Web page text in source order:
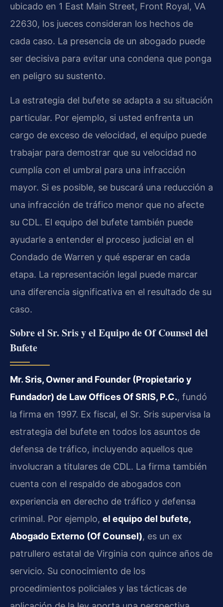
ubicado en 1 East Main Street, Front Royal, VA
22630, los jueces consideran los hechos de
cada caso. La presencia de un abogado puede
ser decisiva para evitar una condena que ponga
en peligro su sustento.
La estrategia del bufete se adapta a su situación
particular. Por ejemplo, si usted enfrenta un
cargo de exceso de velocidad, el equipo puede
trabajar para demostrar que su velocidad no
cumplía con el umbral para una infracción
mayor. Si es posible, se buscará una reducción a
una infracción de tráfico menor que no afecte
su CDL. El equipo del bufete también puede
ayudarle a entender el proceso judicial en el
Condado de Warren y qué esperar en cada
etapa. La representación legal puede marcar
una diferencia significativa en el resultado de su
caso.
Sobre el Sr. Sris y el Equipo de Of Counsel del
Bufete
Mr. Sris, Owner and Founder (Propietario y
Fundador) de Law Offices Of SRIS, P.C., fundó
la firma en 1997. Ex fiscal, el Sr. Sris supervisa la
estrategia del bufete en todos los asuntos de
defensa de tráfico, incluyendo aquellos que
involucran a titulares de CDL. La firma también
cuenta con el respaldo de abogados con
experiencia en derecho de tráfico y defensa
criminal. Por ejemplo, el equipo del bufete,
Abogado Externo (Of Counsel), es un ex
patrullero estatal de Virginia con quince años de
servicio. Su conocimiento de los
procedimientos policiales y las tácticas de